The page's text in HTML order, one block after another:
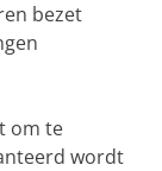
bezet
om te
wordt